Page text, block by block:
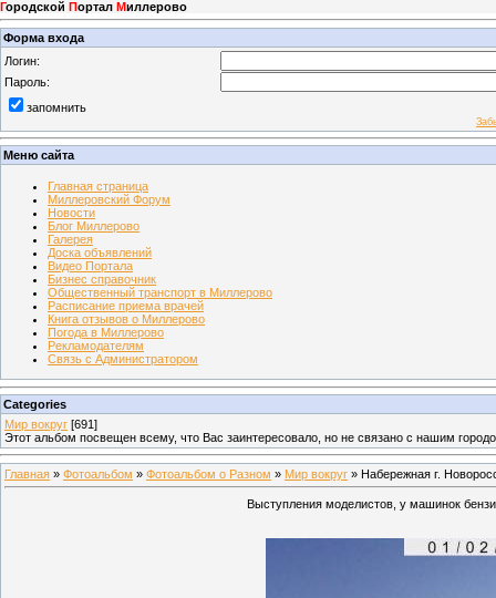
Городской Портал Миллерово
Форма входа
Логин:
Пароль:
запомнить
Меню сайта
Главная страница
Миллеровский Форум
Новости
Блог Миллерово
Галерея
Доска объявлений
Видео Портала
Бизнес справочник
Общественный транспорт в Миллерово
Расписание приема врачей
Книга отзывов о Миллерово
Погода в Миллерово
Рекламодателям
Связь с Администратором
Categories
Мир вокруг [691]
Этот альбом посвещен всему, что Вас заинтересовало, но не связано с нашим
Главная » Фотоальбом » Фотоальбом о Разном » Мир вокруг » Набережная г.
Выступления моделистов, у машинок